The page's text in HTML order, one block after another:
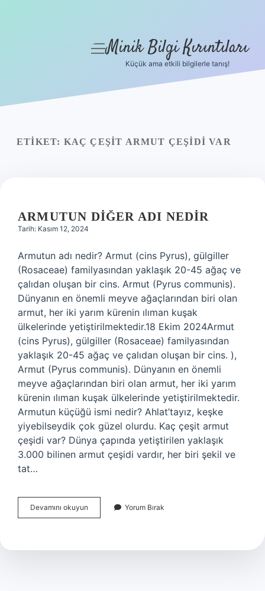
Yasal Uyarı
menüyü
Minik Bilgi Kırıntıları
Küçük ama etkili bilgilerle tanış!
ETIKET: KAÇ ÇEŞIT ARMUT ÇEŞIDI VAR
ARMUTUN DIĞER ADI NEDIR
Tarih: Kasım 12, 2024
Armutun adı nedir? Armut (cins Pyrus), gülgiller
(Rosaceae) familyasından yaklaşık 20-45 ağaç ve
çalıdan oluşan bir cins. Armut (Pyrus communis).
Dünyanın en önemli meyve ağaçlarından biri olan
armut, her iki yarım kürenin ılıman kuşak
ülkelerinde yetiştirilmektedir.18 Ekim 2024Armut
(cins Pyrus), gülgiller (Rosaceae) familyasından
yaklaşık 20-45 ağaç ve çalıdan oluşan bir cins. ),
Armut (Pyrus communis). Dünyanın en önemli
meyve ağaçlarından biri olan armut, her iki yarım
kürenin ılıman kuşak ülkelerinde yetiştirilmektedir.
Armutun küçüğü ismi nedir? Ahlat’tayız, keşke
yiyebilseydik çok güzel olurdu. Kaç çeşit armut
çeşidi var? Dünya çapında yetiştirilen yaklaşık
3.000 bilinen armut çeşidi vardır, her biri şekil ve
tat…
Devamını okuyun Armutun
Diğer
Yorum Bırak